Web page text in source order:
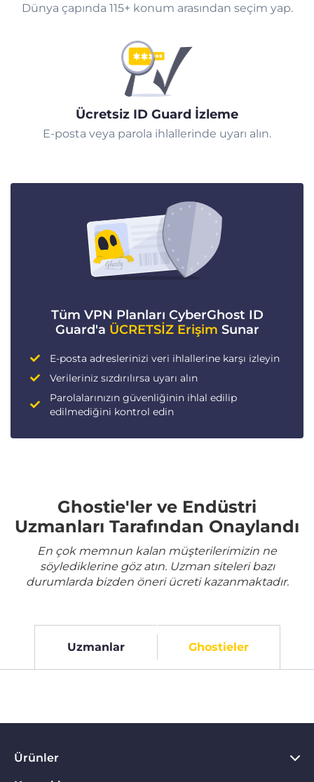
Dünya çapında 115+ konum arasından seçim yap.
Ücretsiz ID Guard İzleme
E-posta veya parola ihlallerinde uyarı alın.
Tüm VPN Planları CyberGhost ID
Guard'a ÜCRETSİZ Erişim Sunar
E-posta adreslerinizi veri ihlallerine karşı izleyin
Verileriniz sızdırılırsa uyarı alın
Parolalarınızın güvenliğinin ihlal edilip
edilmediğini kontrol edin
Ghostie'ler ve Endüstri
Uzmanları Tarafından Onaylandı
En çok memnun kalan müşterilerimizin ne
söylediklerine göz atın. Uzman siteleri bazı
durumlarda bizden öneri ücreti kazanmaktadır.
Uzmanlar Ghostieler
Ürünler